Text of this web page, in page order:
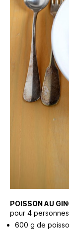
POISSON AU
pour 4 personnes
600 g de